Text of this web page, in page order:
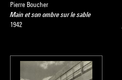
Pierre Boucher
Main et son ombre sur le sable
1942